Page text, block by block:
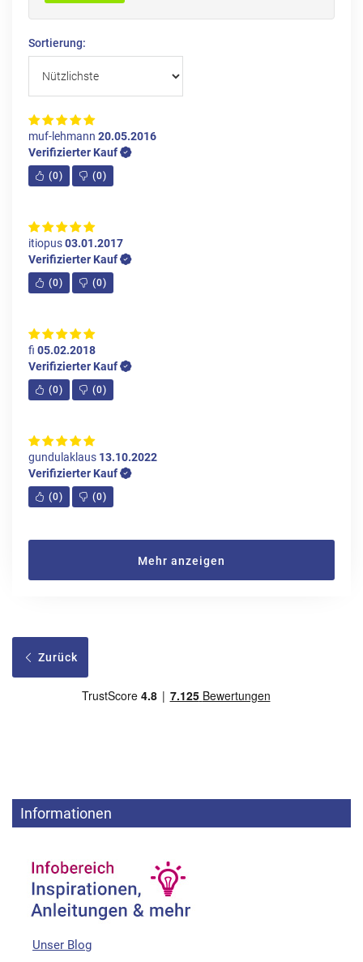
Sortierung:
muf-lehmann 20.05.2016
Verifizierter Kauf
(0) (0)
itiopus03.01.2017
Verifizierter Kauf
(0) (0)
fi 05.02.2018
Verifizierter Kauf
(0) (0)
gundulaklaus 13.10.2022
Verifizierter Kauf
(0) (0)
Mehr anzeigen
Zurück
Informationen
Unser Blog